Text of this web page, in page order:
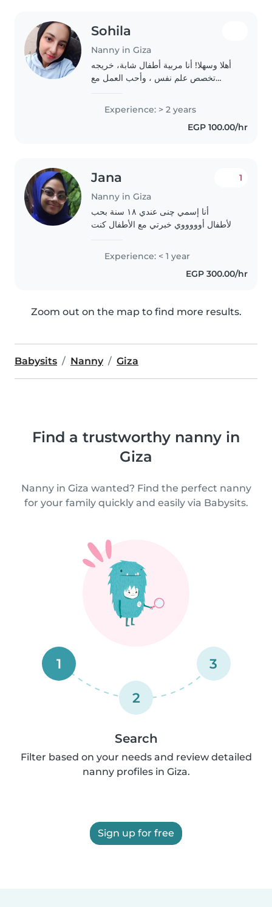
Sohila
Nanny in Giza
أهلا وسهلا! أنا مربية أطفال شابة، خريجه
تخصص علم نفس ، وأحب العمل مع
والموسيقى والألعاب، وأشعر بالرضا عن
مساعدتك في أداء الواجبات المدرسية.
Experience: > 2 years
EGP 100.00/hr
Jana
Nanny in Giza
1
أنا إسمي چنى عندي ١٨ سنة بحب
الأطفال أوووووي خبرتي مع الأطفال كنت
وظيفة ضروري عشان أقدر أدخل الجامعة
Experience: < 1 year
EGP 300.00/hr
Zoom out on the map to find more results.
Babysits Nanny Giza
Find a trustworthy nanny in
Giza
Nanny in Giza wanted? Find the perfect nanny
for your family quickly and easily via Babysits.
1
2
3
Search
Filter based on your needs and review detailed
nanny profiles in Giza.
Sign up for free